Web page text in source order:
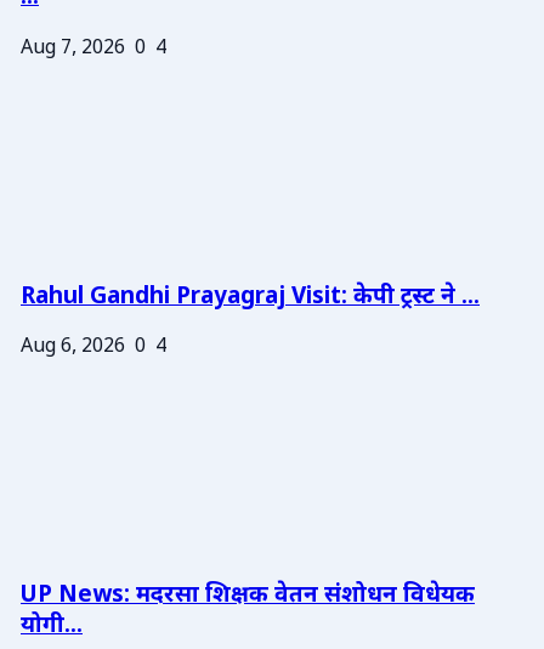
Aug 7, 2026 0 4
Rahul Gandhi Prayagraj Visit: केपी ट्रस्ट ने ...
Aug 6, 2026 0 4
UP News: मदरसा शिक्षक वेतन संशोधन विधेयक
योगी...